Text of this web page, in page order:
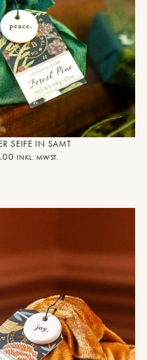
SEIFE IN SAMT
INKL. MWST.